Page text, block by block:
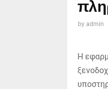
by admin
Η